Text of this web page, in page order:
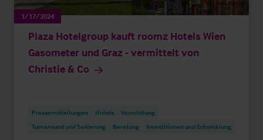
1/17/2024
Plaza Hotelgroup kauft roomz Hotels Wien
Gasometer und Graz - vermittelt von
Christie & Co
Pressemitteilungen Hotels
Vermittlung
Turnaround und Sanierung
Beratung Investitionen und Entwicklung